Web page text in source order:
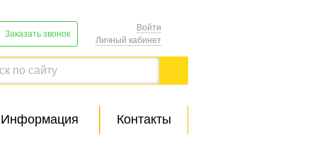
Заказать звонок
Войти
Личный кабинет
Информация Контакты